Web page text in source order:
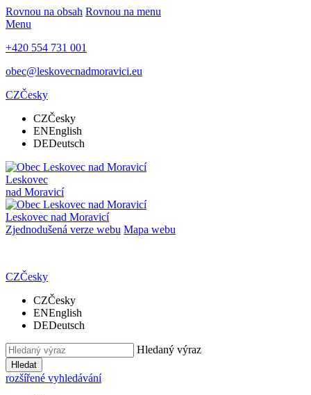
Rovnou na obsah Rovnou na menu
Menu
+420 554 731 001
obec@leskovecnadmoravici.eu
CZČesky
CZČesky
ENEnglish
DEDeutsch
Leskovec
nad Moravicí
Leskovec nad Moravicí
Zjednodušená verze webu Mapa webu
CZČesky
CZČesky
ENEnglish
DEDeutsch
Hledaný výraz
Hledat
rozšířené vyhledávání